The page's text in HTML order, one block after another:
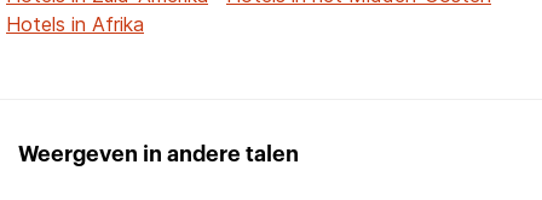
Hotels in Afrika
Weergeven in andere talen